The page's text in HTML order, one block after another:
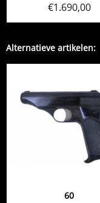
€1.690,00
Alternatieve artikelen:
60